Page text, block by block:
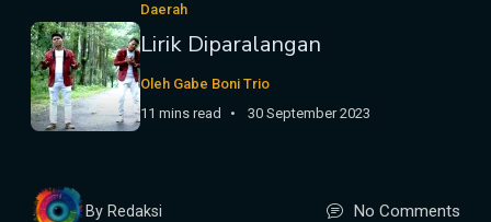
Daerah
Lirik Diparalangan
Oleh Gabe Boni Trio
11 mins read
30 September 2023
By Redaksi No Comments